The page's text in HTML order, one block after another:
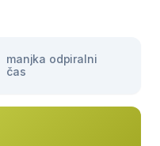
manjka odpiralni
čas